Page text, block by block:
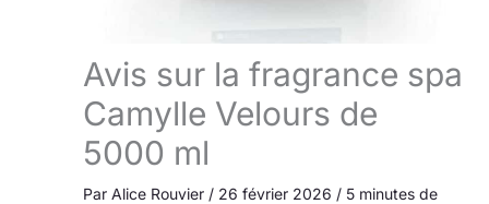
Avis sur la fragrance spa
Camylle Velours de
5000 ml
Par Alice Rouvier / 26 février 2026 / 5 minutes de